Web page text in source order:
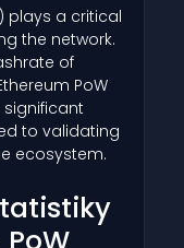
plays a critical
the network.
of
PoW
to validating
ecosystem.